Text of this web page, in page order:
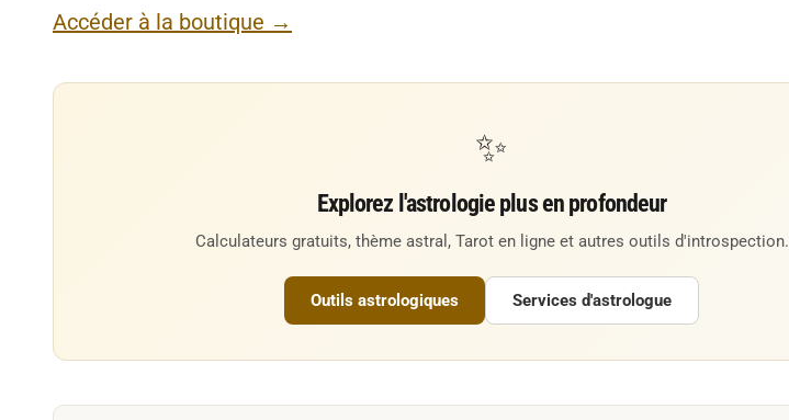
Accéder à la boutique →
✨
Explorez l'astrologie plus en profondeur
Calculateurs gratuits, thème astral, Tarot en ligne et autres outils d'introspection.
Outils astrologiques Services d'astrologue